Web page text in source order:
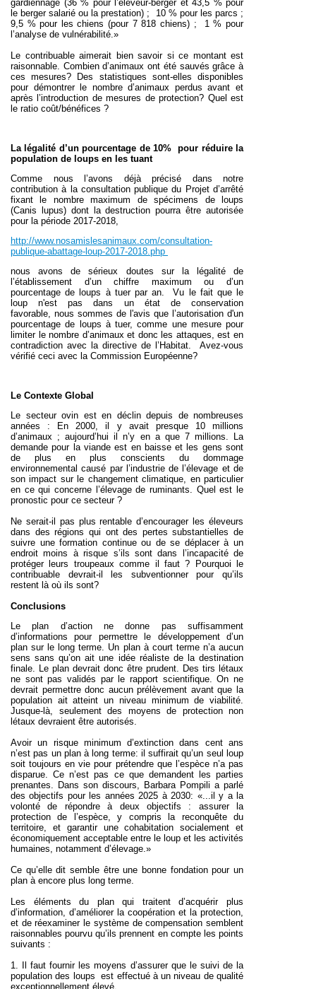
gardiennage (36 % pour l’éleveur-berger et 43,5 % pour
le berger salarié ou la prestation) ; 10 % pour les parcs ;
9,5 % pour les chiens (pour 7 818 chiens) ; 1 % pour
l’analyse de vulnérabilité.»
Le contribuable aimerait bien savoir si ce montant est
raisonnable. Combien d’animaux ont été sauvés grâce à
ces mesures? Des statistiques sont-elles disponibles
pour démontrer le nombre d’animaux perdus avant et
après l’introduction de mesures de protection? Quel est
le ratio coût/bénéfices ?
La légalité d’un pourcentage de 10% pour réduire la
population de loups en les tuant
Comme nous l’avons déjà précisé dans notre
contribution à la consultation publique du Projet d’arrêté
fixant le nombre maximum de spécimens de loups
(Canis lupus) dont la destruction pourra être autorisée
pour la période 2017-2018,
http://www.nosamislesanimaux.com/consultation-
publique-abattage-loup-2017-2018.php
nous avons de sérieux doutes sur la légalité de
l’établissement d’un chiffre maximum ou d’un
pourcentage de loups à tuer par an. Vu le fait que le
loup n'est pas dans un état de conservation
favorable, nous sommes de l'avis que l’autorisation d'un
pourcentage de loups à tuer, comme une mesure pour
limiter le nombre d’animaux et donc les attaques, est en
contradiction avec la directive de l’Habitat. Avez-vous
vérifié ceci avec la Commission Européenne?
Le Contexte Global
Le secteur ovin est en déclin depuis de nombreuses
années : En 2000, il y avait presque 10 millions
d’animaux ; aujourd’hui il n’y en a que 7 millions. La
demande pour la viande est en baisse et les gens sont
de plus en plus conscients du dommage
environnemental causé par l’industrie de l’élevage et de
son impact sur le changement climatique, en particulier
en ce qui concerne l’élevage de ruminants. Quel est le
pronostic pour ce secteur ?
Ne serait-il pas plus rentable d’encourager les éleveurs
dans des régions qui ont des pertes substantielles de
suivre une formation continue ou de se déplacer à un
endroit moins à risque s’ils sont dans l’incapacité de
protéger leurs troupeaux comme il faut ? Pourquoi le
contribuable devrait-il les subventionner pour qu’ils
restent là où ils sont?
Conclusions
Le plan d’action ne donne pas suffisamment
d’informations pour permettre le développement d’un
plan sur le long terme. Un plan à court terme n’a aucun
sens sans qu’on ait une idée réaliste de la destination
finale. Le plan devrait donc être prudent. Des tirs létaux
ne sont pas validés par le rapport scientifique. On ne
devrait permettre donc aucun prélèvement avant que la
population ait atteint un niveau minimum de viabilité.
Jusque-là, seulement des moyens de protection non
létaux devraient être autorisés.
Avoir un risque minimum d’extinction dans cent ans
n’est pas un plan à long terme: il suffirait qu’un seul loup
soit toujours en vie pour prétendre que l’espèce n’a pas
disparue. Ce n’est pas ce que demandent les parties
prenantes. Dans son discours, Barbara Pompili a parlé
des objectifs pour les années 2025 à 2030: «...il y a la
volonté de répondre à deux objectifs : assurer la
protection de l’espèce, y compris la reconquête du
territoire, et garantir une cohabitation socialement et
économiquement acceptable entre le loup et les activités
humaines, notamment d’élevage.»
Ce qu’elle dit semble être une bonne fondation pour un
plan à encore plus long terme.
Les éléments du plan qui traitent d’acquérir plus
d’information, d’améliorer la coopération et la protection,
et de réexaminer le système de compensation semblent
raisonnables pourvu qu’ils prennent en compte les points
suivants :
1. Il faut fournir les moyens d’assurer que le suivi de la
population des loups est effectué à un niveau de qualité
exceptionnellement élevé.